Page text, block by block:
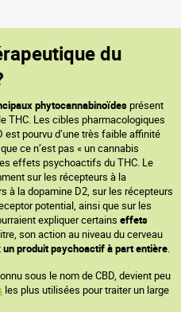
du
phytocannabinoïdesprésent
THC. Les cibles pharmacologiques
pourvu d’une très faible affinité
ce n’est pas « un cannabis
effets psychoactifs du THC. Le
sur les récepteurs à la
à la dopamine D2, sur les récepteurs
potential, ainsi que sur les
expliquer certains effets
son action au niveau du cerveau
un produit psychoactif à part entière.
sous le nom de CBD, devient peu
les plus utilisées pour traiter un large